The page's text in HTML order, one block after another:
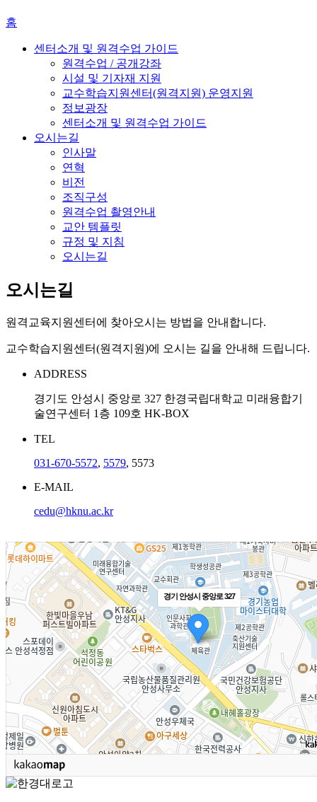
홈
센터소개 및 원격수업 가이드
원격수업 / 공개강좌
시설 및 기자재 지원
교수학습지원센터(원격지원) 운영지원
정보광장
센터소개 및 원격수업 가이드
오시는길
인사말
연혁
비전
조직구성
원격수업 촬영안내
교안 템플릿
규정 및 지침
오시는길
오시는길
원격교육지원센터에 찾아오시는 방법을 안내합니다.
교수학습지원센터(원격지원)에 오시는 길을 안내해 드립니다.
ADDRESS
경기도 안성시 중앙로 327 한경국립대학교 미래융합기
술연구센터 1층 109호 HK-BOX
TEL
031-670-5572, 5579, 5573
E-MAIL
cedu@hknu.ac.kr
경기 안성시 중앙로 327